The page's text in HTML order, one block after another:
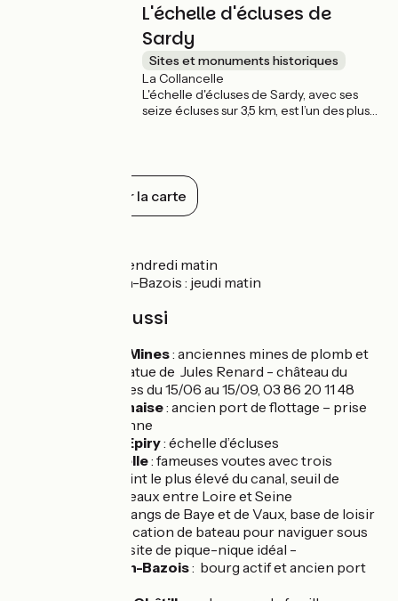
L'échelle d'écluses de
Sardy
Sites et monuments historiques
La Collancelle
L'échelle d'écluses de Sardy, avec ses
seize écluses sur 3,5 km, est l’un des plus
maisons éclusières sont ici occupées par
artistes et artisans qui proposent visites et
expositions en saison.
Tout afficher sur la carte
Corbigny : vendredi matin
Châtillon-en-Bazois : jeudi matin
À découvrir aussi
Chitry-les-Mines: anciennes mines de plomb et
d’argent - statue de Jules Renard - château du
XVIIe s., visites du 15/06 au 15/09, 03 86 20 11 48
Pazy - La Chaise: ancien port de flottage – prise
d’eau de l’Yonne
Sardy-les-Epiry: échelle d’écluses
La Collancelle: fameuses voutes avec trois
tunnels - point le plus élevé du canal, seuil de
partage des eaux entre Loire et Seine
: étangs de Baye et de Vaux, base de loisir
nautique – location de bateau pour naviguer sous
les voutes – site de pique-nique idéal -
Châtillon-en-Bazois: bourg actif et ancien port